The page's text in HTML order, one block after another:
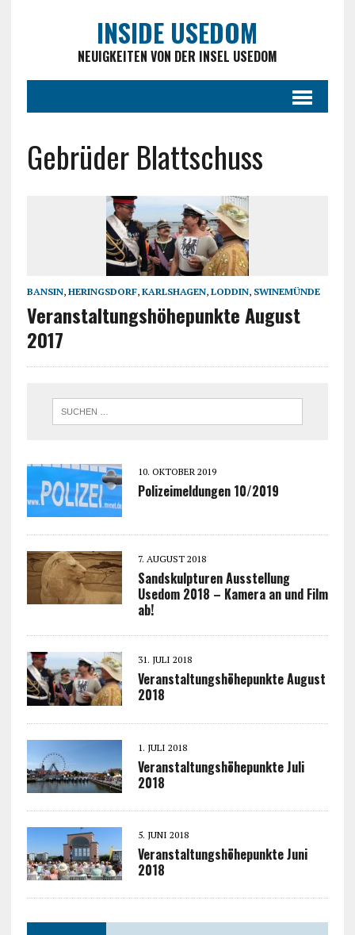
INSIDE USEDOM
NEUIGKEITEN VON DER INSEL USEDOM
Gebrüder Blattschuss
BANSIN, HERINGSDORF, KARLSHAGEN, LODDIN, SWINEMÜNDE
Veranstaltungshöhepunkte August
2017
10. OKTOBER 2019
Polizeimeldungen 10/2019
7. AUGUST 2018
Sandskulpturen Ausstellung
Usedom 2018 – Kamera an und Film
ab!
31. JULI 2018
Veranstaltungshöhepunkte August
2018
1. JULI 2018
Veranstaltungshöhepunkte Juli
2018
5. JUNI 2018
Veranstaltungshöhepunkte Juni
2018